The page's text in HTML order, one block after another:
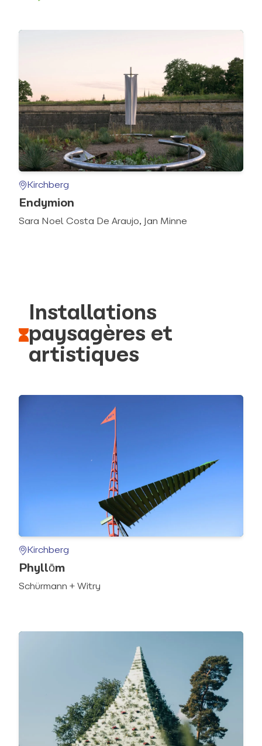
Kirchberg
Endymion
Sara Noel Costa De Araujo, Jan Minne
Installations
paysagères et
artistiques
Kirchberg
Phyllōm
Schürmann + Witry